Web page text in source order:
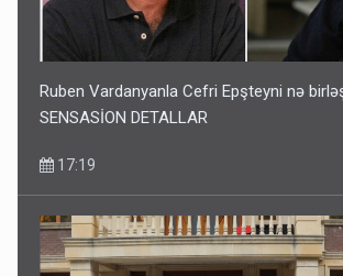
Ruben Vardanyanla Cefri Epşteyni nə
SENSASİON DETALLAR
17:19